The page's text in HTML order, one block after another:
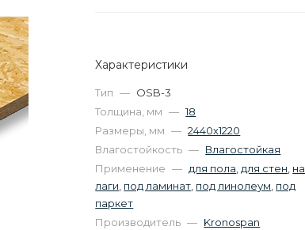
Характеристики
Тип — OSB-3
Толщина, мм — 18
Размеры, мм — 2440х1220
Влагостойкость — Влагостойкая
Применение — для пола для стен на
лаги под ламинат под линолеум под
паркет
Производитель — Kronospan